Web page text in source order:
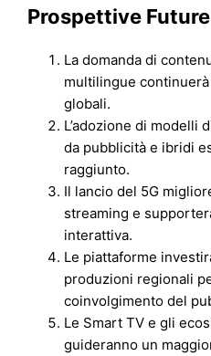
Prospettive Future
La domanda di
multilingue
globali.
L’adozione di modelli
da pubblicità e ibridi
raggiunto.
Il lancio del 5G
streaming e
interattiva.
Le piattaforme
produzioni regionali
coinvolgimento del
Le Smart TV e gli
guideranno un